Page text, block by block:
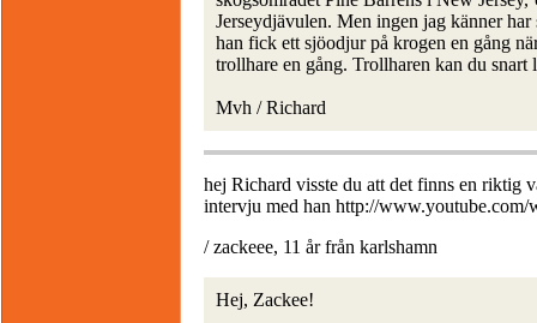
Jerseydjävulen. Men ingen jag känner
han fick ett sjöodjur på krogen en gång
trollhare en gång. Trollharen kan du
Mvh / Richard
hej Richard visste du att det finns en riktig
intervju med han http://www.youtube.com/
/ zackeee, 11 år från karlshamn
Hej, Zackee!